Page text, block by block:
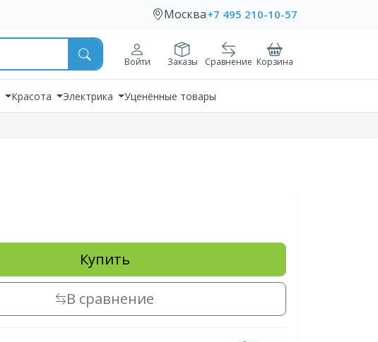
Москва+7 495 210-10-57
Войти Заказы Сравнение Корзина
Красота Электрика Уценённые товары
Купить
В сравнение